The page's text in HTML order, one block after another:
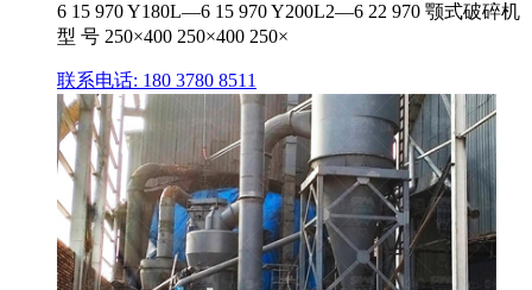
6 15 970 Y180L—6 15 970 Y200L2—6 22 970 颚式破碎机
型 号 250×400 250×400 250×
联系电话: 180 3780 8511